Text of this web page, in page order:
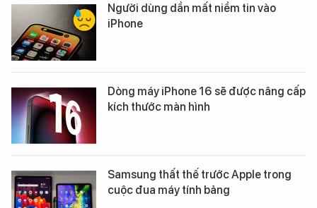
Người dùng dần mất niềm tin vào
iPhone
Dòng máy iPhone 16 sẽ được nâng cấp
kích thước màn hình
Samsung thất thế trước Apple trong
cuộc đua máy tính bảng